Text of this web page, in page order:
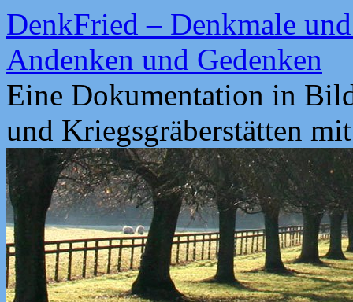
Zum
Inhalt
springen
DenkFried – Denkmale
Andenken und Gedenken
Eine Dokumentation in
und Kriegsgräberstätten